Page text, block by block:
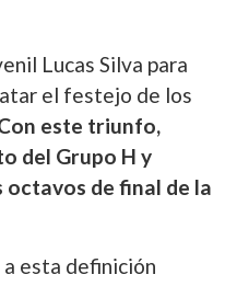
Lucas Silva para
el festejo de los
este triunfo,
del Grupo H y
de final de la
esta definición